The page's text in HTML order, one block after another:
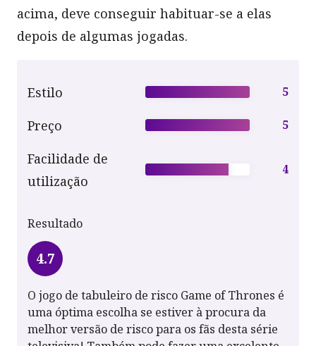
acima, deve conseguir habituar-se a elas
depois de algumas jogadas.
Estilo 5
Preço 5
Facilidade de
utilização
4
Resultado
4.7
O jogo de tabuleiro de risco Game of Thrones é
uma óptima escolha se estiver à procura da
melhor versão de risco para os fãs desta série